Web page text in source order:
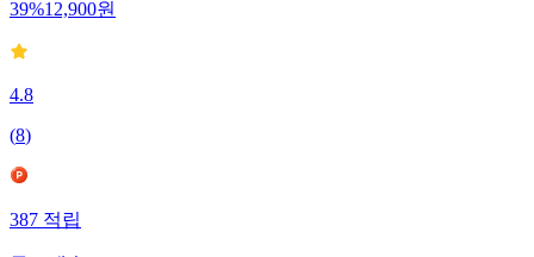
39%12,900원
4.8
(8)
387적립